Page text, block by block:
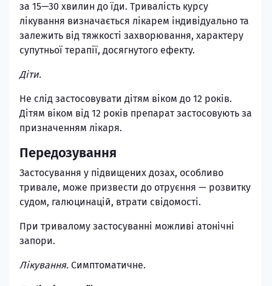
за 15—30 хвилин до їди. Тривалість курсу
лікування визначається лікарем індивідуально та
залежить від тяжкості захворювання, характеру
супутньої терапії, досягнутого ефекту.
Діти.
Не слід застосовувати дітям віком до 12 років.
Дітям віком від 12 років препарат застосовують за
призначенням лікаря.
Передозування
Застосування у підвищених дозах, особливо
тривале, може призвести до отруєння — розвитку
судом, галюцинацій, втрати свідомості.
При тривалому застосуванні можливі атонічні
запори.
Лікування. Симптоматичне.